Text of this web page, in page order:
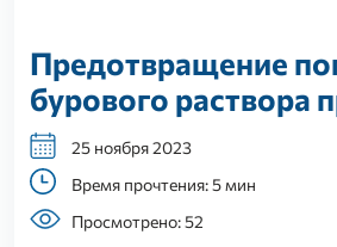
Предотвращение
бурового раствора
25 ноября 2023
Время прочтения: 5 мин
Просмотрено: 52